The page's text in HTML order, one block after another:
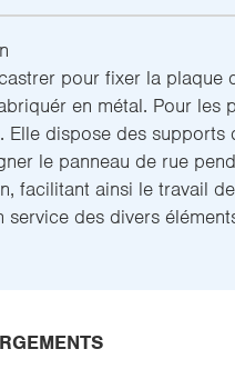
pour fixer la plaque
en métal. Pour les
Elle dispose des supports
le panneau de rue
facilitant ainsi le travail
service des divers